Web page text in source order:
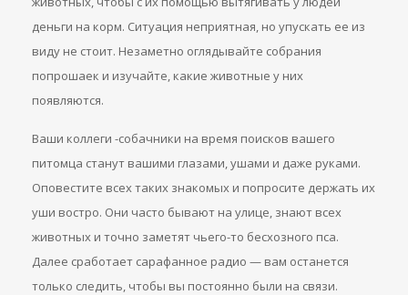
деньги на корм. Ситуация неприятная, но упускать ее из
виду не стоит. Незаметно оглядывайте собрания
попрошаек и изучайте, какие животные у них
появляются.
Ваши коллеги -собачники на время поисков вашего
питомца станут вашими глазами, ушами и даже руками.
Оповестите всех таких знакомых и попросите держать их
уши востро. Они часто бывают на улице, знают всех
животных и точно заметят чьего-то бесхозного пса.
Далее сработает сарафанное радио — вам останется
только следить, чтобы вы постоянно были на связи.